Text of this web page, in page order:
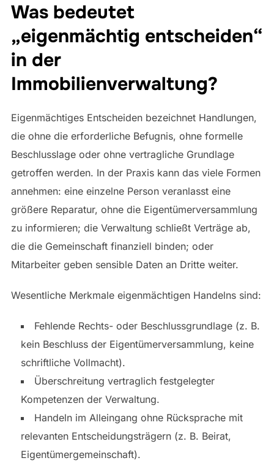
Was bedeutet
„eigenmächtig entscheiden“
in der
Immobilienverwaltung?
Eigenmächtiges Entscheiden bezeichnet Handlungen,
die ohne die erforderliche Befugnis, ohne formelle
Beschlusslage oder ohne vertragliche Grundlage
getroffen werden. In der Praxis kann das viele Formen
annehmen: eine einzelne Person veranlasst eine
größere Reparatur, ohne die Eigentümerversammlung
zu informieren; die Verwaltung schließt Verträge ab,
die die Gemeinschaft finanziell binden; oder
Mitarbeiter geben sensible Daten an Dritte weiter.
Wesentliche Merkmale eigenmächtigen Handelns sind:
Fehlende Rechts- oder Beschlussgrundlage (z. B.
kein Beschluss der Eigentümerversammlung, keine
schriftliche Vollmacht).
Überschreitung vertraglich festgelegter
Kompetenzen der Verwaltung.
Handeln im Alleingang ohne Rücksprache mit
relevanten Entscheidungsträgern (z. B. Beirat,
Eigentümergemeinschaft).